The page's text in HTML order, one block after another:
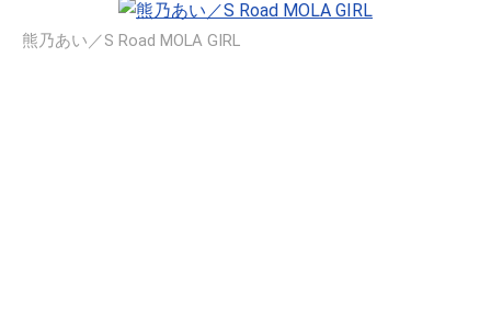
熊乃あい／S Road MOLA GIRL